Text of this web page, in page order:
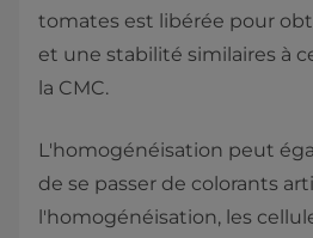
tomates est libérée pour
et une stabilité similaires à
la CMC.
L'homogénéisation peut
de se passer de colorants
l'homogénéisation, les